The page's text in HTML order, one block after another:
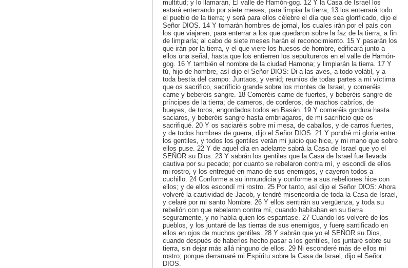
multitud; y lo llamarán, El valle de Hamón-gog. 12 Y la Casa de Israel los
estará enterrando por siete meses, para limpiar la tierra; 13 los enterrará todo
el pueblo de la tierra; y será para ellos célebre el día que sea glorificado, dijo el
Señor DIOS. 14 Y tomarán hombres de jornal, los cuales irán por el país con
los que viajaren, para enterrar a los que quedaron sobre la faz de la tierra, a fin
de limpiarla; al cabo de siete meses harán el reconocimiento. 15 Y pasarán los
que irán por la tierra, y el que viere los huesos de hombre, edificará junto a
ellos una señal, hasta que los entierren los sepultureros en el valle de Hamón-
gog. 16 Y también el nombre de la ciudad Hamona; y limpiarán la tierra. 17 Y
tú, hijo de hombre, así dijo el Señor DIOS: Di a las aves, a todo volátil, y a
toda bestia del campo: Juntaos, y venid; reuníos de todas partes a mi víctima
que os sacrifico, sacrificio grande sobre los montes de Israel, y comeréis
carne y beberéis sangre. 18 Comeréis carne de fuertes, y beberéis sangre de
príncipes de la tierra; de carneros, de corderos, de machos cabríos, de
bueyes, de toros, engordados todos en Basán. 19 Y comeréis gordura hasta
saciaros, y beberéis sangre hasta embriagaros, de mi sacrificio que os
sacrifiqué. 20 Y os saciaréis sobre mi mesa, de caballos, y de carros fuertes,
y de todos hombres de guerra, dijo el Señor DIOS. 21 Y pondré mi gloria entre
los gentiles, y todos los gentiles verán mi juicio que hice, y mi mano que sobre
ellos puse. 22 Y de aquel día en adelante sabrá la Casa de Israel que yo el
SEÑOR su Dios. 23 Y sabrán los gentiles que la Casa de Israel fue llevada
cautiva por su pecado; por cuanto se rebelaron contra mí, y escondí de ellos
mi rostro, y los entregué en mano de sus enemigos, y cayeron todos a
cuchillo. 24 Conforme a su inmundicia y conforme a sus rebeliones hice con
ellos; y de ellos escondí mi rostro. 25 Por tanto, así dijo el Señor DIOS: Ahora
volveré la cautividad de Jacob, y tendré misericordia de toda la Casa de Israel,
y celaré por mi santo Nombre. 26 Y ellos sentirán su vergüenza, y toda su
rebelión con que rebelaron contra mí, cuando habitaban en su tierra
seguramente, y no había quien los espantase. 27 Cuando los volveré de los
pueblos, y los juntaré de las tierras de sus enemigos, y fuere santificado en
ellos en ojos de muchos gentiles. 28 Y sabrán que yo el SEÑOR su Dios,
cuando después de haberlos hecho pasar a los gentiles, los juntaré sobre su
tierra, sin dejar más allá ninguno de ellos. 29 Ni esconderé más de ellos mi
rostro; porque derramaré mi Espíritu sobre la Casa de Israel, dijo el Señor
DIOS.